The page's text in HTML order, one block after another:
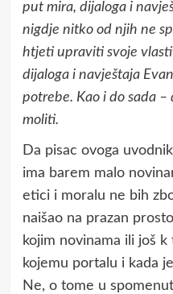
put mira, dijaloga i
nigdje nitko od njih ne
htjeti upraviti svoje
dijaloga i navještaja
potrebe. Kao i do sada
moliti.
Da pisac ovoga
ima barem malo
etici i moralu ne bih
naišao na prazan
kojim novinama ili još
kojemu portalu i kada
Ne, o tome u